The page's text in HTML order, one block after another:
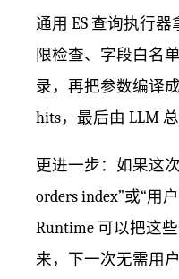
通用 ES 查询执行
限检查、字段白名
录，再把参数编译
hits，最后由 LLM 总
更进一步：如果这
orders index”或“用
Runtime 可以把这
来，下一次无需用